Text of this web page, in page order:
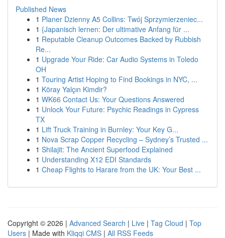
Published News
1 Planer Dzienny A5 Collins: Twój Sprzymierzeniec...
1 {Japanisch lernen: Der ultimative Anfang für ...
1 Reputable Cleanup Outcomes Backed by Rubbish
Re...
1 Upgrade Your Ride: Car Audio Systems in Toledo
OH
1 Touring Artist Hoping to Find Bookings in NYC, ...
1 Köray Yalçın Kimdir?
1 WK66 Contact Us: Your Questions Answered
1 Unlock Your Future: Psychic Readings in Cypress
TX
1 Lift Truck Training in Burnley: Your Key G...
1 Nova Scrap Copper Recycling – Sydney’s Trusted ...
1 Shilajit: The Ancient Superfood Explained
1 Understanding X12 EDI Standards
1 Cheap Flights to Harare from the UK: Your Best ...
Copyright © 2026 | Advanced Search | Live | Tag Cloud | Top
Users | Made with Kliqqi CMS | All RSS Feeds